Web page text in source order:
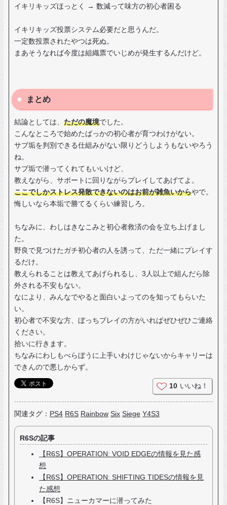
イキリキッズほっとく → 数減って味方の初心者困る
イキリキッズ投票システム必要だと思うんだ。
一定数投票されたやつは死ぬ。
まあそうなれば今度は組織票でいじめが発生するんだけど。
まとめ
結論としては、 ただの魔境でした。
こんなところで始めたばっかの初心者が育つわけがない。
サブ垢を判別できる仕組みがない限りどうしようもないやろう
ね。
サブ垢で潜ってくれてもいいけど、
教えながら、サポートに回りながらプレイしてあげてよ。
ここでしかストレス発散できないのはお前が雑魚いからやで。
悔しいなら本垢で勝てるくらい練習しろ。
ちなみに、わしはきなこみと初心者救済の会を立ち上げまし
た。
野良で見つけたガチ初心者の人を誘って、ただ一緒にプレイす
るだけ。
教えられることは教えてあげられるし、3人以上で組んだら除
外される不安もない。
なにより、みんなでやると面白いよってのを知ってもらいた
い。
初心者で不安な方、ぼっちプレイの方がいればぜひぜひご連絡
ください。
拾いに行きます。
ちなみにわしもべらぼうに上手いわけじゃないからキャリーは
できんので悪しからず。
10 いいね！
関連タグ： PS4 R6S Rainbow Six Siege Y4S3
R6Sの記事
【R6S】OPERATION: VOID EDGEの情報を見た感
想
【R6S】OPERATION: SHIFTING TIDESの情報を見
た感想
【R6S】ニューカマーに潜ってみた